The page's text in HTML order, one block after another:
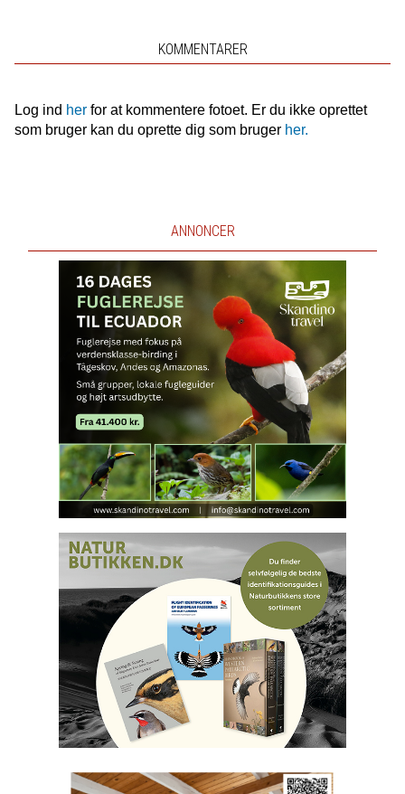
KOMMENTARER
Log ind herfor at kommentere fotoet. Er du ikke oprettet
som bruger kan du oprette dig som bruger her.
ANNONCER